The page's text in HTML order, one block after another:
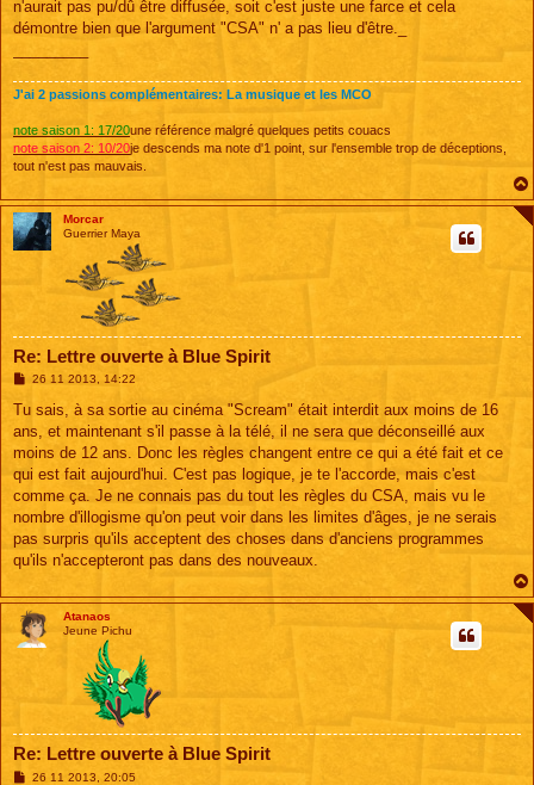
n'aurait pas pu/dû être diffusée, soit c'est juste une farce et cela
démontre bien que l'argument "CSA" n' a pas lieu d'être._
J'ai 2 passions complémentaires: La musique et les MCO
note saison 1: 17/20une référence malgré quelques petits couacs
note saison 2: 10/20je descends ma note d'1 point, sur l'ensemble trop de déceptions,
tout n'est pas mauvais.
Morcar
Guerrier Maya
Re: Lettre ouverte à Blue Spirit
M
s
a
g
26 11 2013, 14:22
Tu sais, à sa sortie au cinéma "Scream" était interdit aux moins de 16
ans, et maintenant s'il passe à la télé, il ne sera que déconseillé aux
moins de 12 ans. Donc les règles changent entre ce qui a été fait et ce
qui est fait aujourd'hui. C'est pas logique, je te l'accorde, mais c'est
comme ça. Je ne connais pas du tout les règles du CSA, mais vu le
nombre d'illogisme qu'on peut voir dans les limites d'âges, je ne serais
pas surpris qu'ils acceptent des choses dans d'anciens programmes
qu'ils n'accepteront pas dans des nouveaux.
Atanaos
Jeune Pichu
Re: Lettre ouverte à Blue Spirit
M26 11 2013, 20:05